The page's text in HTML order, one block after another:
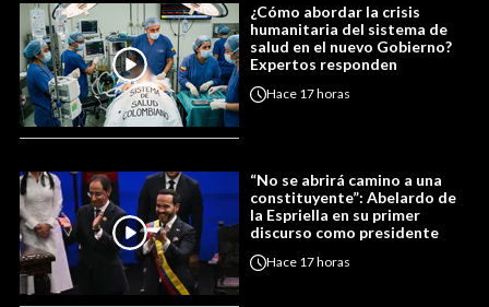
¿Cómo abordar la crisis
humanitaria del sistema de
salud en el nuevo Gobierno?
Expertos responden
Hace 17 horas
“No se abrirá camino a una
constituyente”: Abelardo de
la Espriella en su primer
discurso como presidente
Hace 17 horas